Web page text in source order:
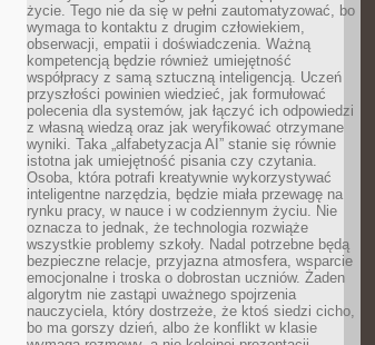
życie. Tego nie da się w pełni zautomatyzować, bo
wymaga to kontaktu z drugim człowiekiem,
obserwacji, empatii i doświadczenia. Ważną
kompetencją będzie również umiejętność
współpracy z samą sztuczną inteligencją. Uczeń
przyszłości powinien wiedzieć, jak formułować
polecenia dla systemów, jak łączyć ich odpowiedzi
z własną wiedzą oraz jak weryfikować otrzymane
wyniki. Taka „alfabetyzacja AI” stanie się równie
istotna jak umiejętność pisania czy czytania.
Osoba, która potrafi kreatywnie wykorzystywać
inteligentne narzędzia, będzie miała przewagę na
rynku pracy, w nauce i w codziennym życiu. Nie
oznacza to jednak, że technologia rozwiąże
wszystkie problemy szkoły. Nadal potrzebne będą
bezpieczne relacje, przyjazna atmosfera, wsparcie
emocjonalne i troska o dobrostan uczniów. Żaden
algorytm nie zastąpi uważnego spojrzenia
nauczyciela, który dostrzeże, że ktoś siedzi cicho,
bo ma gorszy dzień, albo że konflikt w klasie